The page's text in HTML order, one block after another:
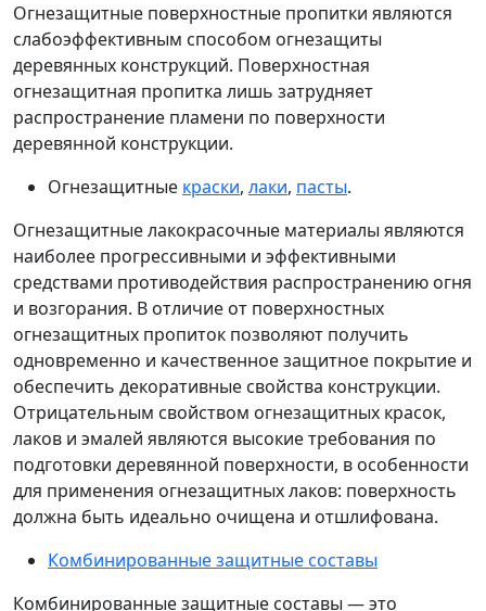
Огнезащитные поверхностные пропитки являются
слабоэффективным способом огнезащиты
деревянных конструкций. Поверхностная
огнезащитная пропитка лишь затрудняет
распространение пламени по поверхности
деревянной конструкции.
Огнезащитные краски, лаки, пасты.
Огнезащитные лакокрасочные материалы являются
наиболее прогрессивными и эффективными
средствами противодействия распространению огня
и возгорания. В отличие от поверхностных
огнезащитных пропиток позволяют получить
одновременно и качественное защитное покрытие и
обеспечить декоративные свойства конструкции.
Отрицательным свойством огнезащитных красок,
лаков и эмалей являются высокие требования по
подготовки деревянной поверхности, в особенности
для применения огнезащитных лаков: поверхность
должна быть идеально очищена и отшлифована.
Комбинированные защитные составы
Комбинированные защитные составы ― это